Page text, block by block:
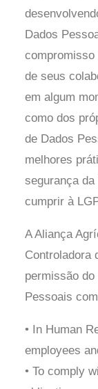
Dados
compromisso
de seus
em algum
como dos
de Dados
melhores
segurança
cumprir à
A Aliança
Controladora
permissão do
Pessoais
• In Human
employees
• To comply